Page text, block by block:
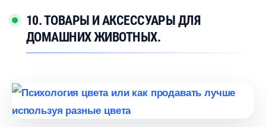
10. ТОВАРЫ И АКСЕССУАРЫ ДЛЯ
ДОМАШНИХ ЖИВОТНЫХ.